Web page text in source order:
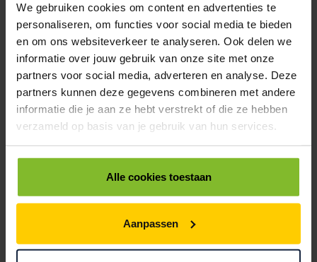
We gebruiken cookies om content en advertenties te
personaliseren, om functies voor social media te bieden
en om ons websiteverkeer te analyseren. Ook delen we
informatie over jouw gebruik van onze site met onze
partners voor social media, adverteren en analyse. Deze
partners kunnen deze gegevens combineren met andere
informatie die je aan ze hebt verstrekt of die ze hebben
verzameld op basis van je gebruik van hun services.
Alle cookies toestaan
Aanpassen
KARTONNEN DOOS 600X260X195MM 7MM DUBBEL GOLF BRUIN
100
1000
€2,96
6101568 €0,00
KARTONNEN DOOS 600X250X250MM 4½MM DUBBEL GOLF BRUIN
< 100
100 250 500
1000
€3,19
€3,02 €2,84 €2,67 €2,47
€0,00
KARTONNEN DOOS 600X500X450MM 7MM DUBBEL GOLF BRUIN
250 500
€3,75
€3,57 €3,39 €3,20 €3,02